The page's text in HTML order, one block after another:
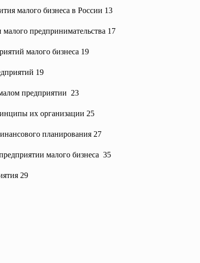
малого бизнеса в России 13
предпринимательства 17
малого бизнеса 19
19
предприятии 23
их организации 25
планирования 27
малого бизнеса 35
29